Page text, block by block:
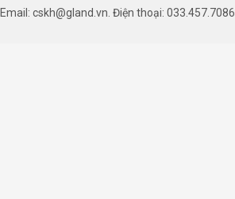
Email: cskh@gland.vn. Điện thoại: 033.457.7086